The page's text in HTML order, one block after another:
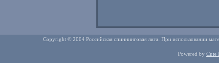
Copyright © 2004 Российская спиннинговая лига. При использовании
Powered by Cute